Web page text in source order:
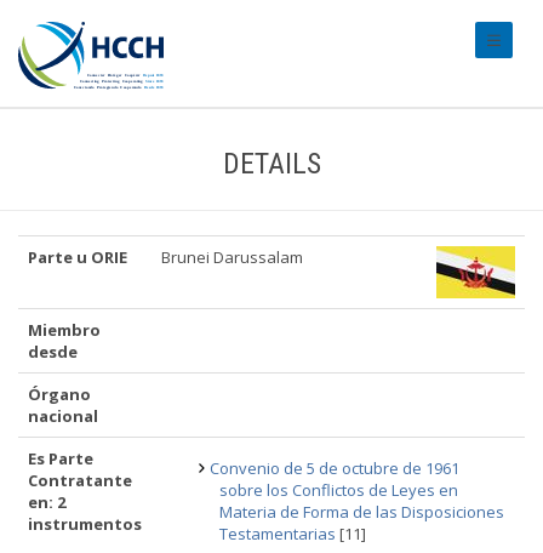
DETAILS
Parte u ORIE Brunei Darussalam
Miembro
desde
Órgano
nacional
Es Parte
Contratante
en: 2
instrumentos
Convenio de 5 de octubre de 1961
sobre los Conflictos de Leyes en
Materia de Forma de las Disposiciones
Testamentarias [11]